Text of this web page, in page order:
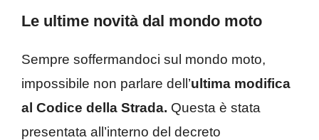
Le ultime novità dal mondo moto
Sempre soffermandoci sul mondo moto,
impossibile non parlare dell’ultima modifica
al Codice della Strada. Questa è stata
presentata all’interno del decreto